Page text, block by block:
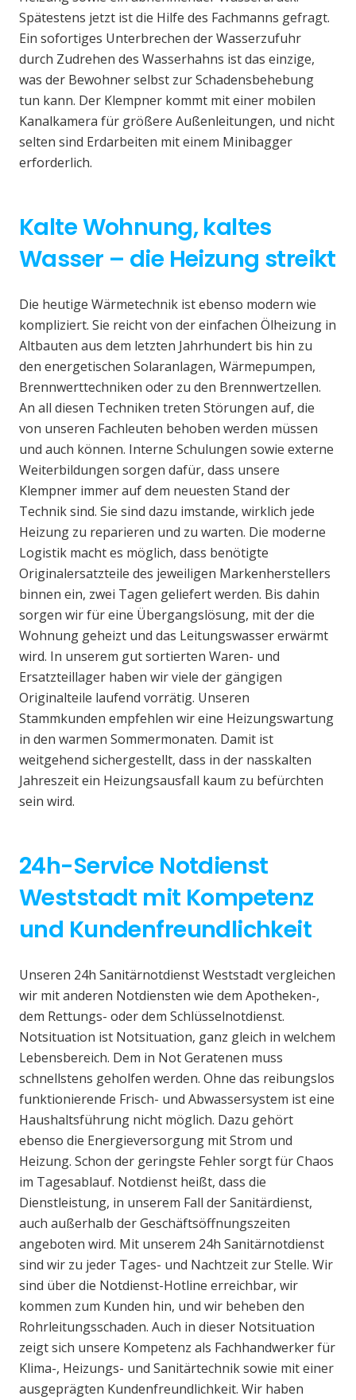
Spätestens jetzt ist die Hilfe des Fachmanns gefragt.
Ein sofortiges Unterbrechen der Wasserzufuhr
durch Zudrehen des Wasserhahns ist das einzige,
was der Bewohner selbst zur Schadensbehebung
tun kann. Der Klempner kommt mit einer mobilen
Kanalkamera für größere Außenleitungen, und nicht
selten sind Erdarbeiten mit einem Minibagger
erforderlich.
Kalte Wohnung, kaltes
Wasser – die Heizung streikt
Die heutige Wärmetechnik ist ebenso modern wie
kompliziert. Sie reicht von der einfachen Ölheizung in
Altbauten aus dem letzten Jahrhundert bis hin zu
den energetischen Solaranlagen, Wärmepumpen,
Brennwerttechniken oder zu den Brennwertzellen.
An all diesen Techniken treten Störungen auf, die
von unseren Fachleuten behoben werden müssen
und auch können. Interne Schulungen sowie externe
Weiterbildungen sorgen dafür, dass unsere
Klempner immer auf dem neuesten Stand der
Technik sind. Sie sind dazu imstande, wirklich jede
Heizung zu reparieren und zu warten. Die moderne
Logistik macht es möglich, dass benötigte
Originalersatzteile des jeweiligen Markenherstellers
binnen ein, zwei Tagen geliefert werden. Bis dahin
sorgen wir für eine Übergangslösung, mit der die
Wohnung geheizt und das Leitungswasser erwärmt
wird. In unserem gut sortierten Waren- und
Ersatzteillager haben wir viele der gängigen
Originalteile laufend vorrätig. Unseren
Stammkunden empfehlen wir eine Heizungswartung
in den warmen Sommermonaten. Damit ist
weitgehend sichergestellt, dass in der nasskalten
Jahreszeit ein Heizungsausfall kaum zu befürchten
sein wird.
24h-Service Notdienst
Weststadt mit Kompetenz
und Kundenfreundlichkeit
Unseren 24h Sanitärnotdienst Weststadt vergleichen
wir mit anderen Notdiensten wie dem Apotheken-,
dem Rettungs- oder dem Schlüsselnotdienst.
Notsituation ist Notsituation, ganz gleich in welchem
Lebensbereich. Dem in Not Geratenen muss
schnellstens geholfen werden. Ohne das reibungslos
funktionierende Frisch- und Abwassersystem ist eine
Haushaltsführung nicht möglich. Dazu gehört
ebenso die Energieversorgung mit Strom und
Heizung. Schon der geringste Fehler sorgt für Chaos
im Tagesablauf. Notdienst heißt, dass die
Dienstleistung, in unserem Fall der Sanitärdienst,
auch außerhalb der Geschäftsöffnungszeiten
angeboten wird. Mit unserem 24h Sanitärnotdienst
sind wir zu jeder Tages- und Nachtzeit zur Stelle. Wir
sind über die Notdienst-Hotline erreichbar, wir
kommen zum Kunden hin, und wir beheben den
Rohrleitungsschaden. Auch in dieser Notsituation
zeigt sich unsere Kompetenz als Fachhandwerker für
Klima-, Heizungs- und Sanitärtechnik sowie mit einer
ausgeprägten Kundenfreundlichkeit. Wir haben